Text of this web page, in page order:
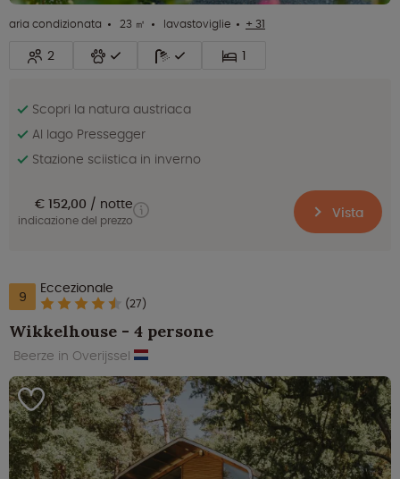
aria condizionata 23 ㎡ lavastoviglie + 31
2 1
Scopri la natura austriaca
Al lago Pressegger
Stazione sciistica in inverno
€ 152,00 notte
indicazione del prezzo Vista
9 Eccezionale
(27)
Wikkelhouse - 4 persone
Beerze in Overijssel